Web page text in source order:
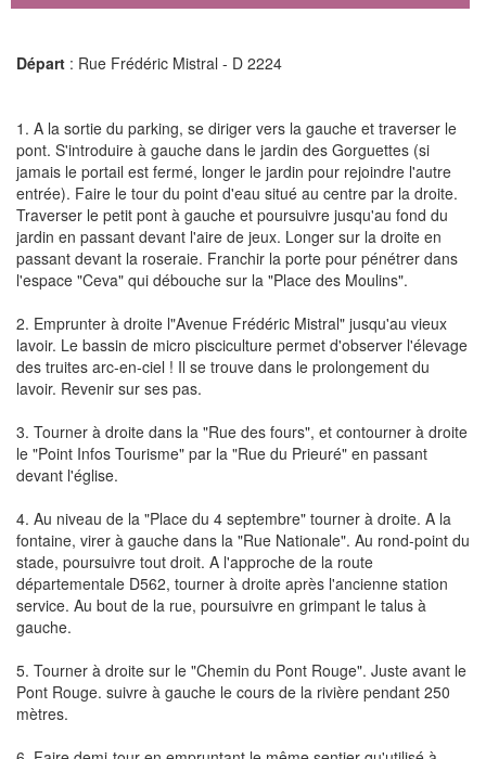
Départ : Rue Frédéric Mistral - D 2224
1. A la sortie du parking, se diriger vers la gauche et traverser le
pont. S'introduire à gauche dans le jardin des Gorguettes (si
jamais le portail est fermé, longer le jardin pour rejoindre l'autre
entrée). Faire le tour du point d'eau situé au centre par la droite.
Traverser le petit pont à gauche et poursuivre jusqu'au fond du
jardin en passant devant l'aire de jeux. Longer sur la droite en
passant devant la roseraie. Franchir la porte pour pénétrer dans
l'espace "Ceva" qui débouche sur la "Place des Moulins".
2. Emprunter à droite l"Avenue Frédéric Mistral" jusqu'au vieux
lavoir. Le bassin de micro pisciculture permet d'observer l'élevage
des truites arc-en-ciel ! Il se trouve dans le prolongement du
lavoir. Revenir sur ses pas.
3. Tourner à droite dans la "Rue des fours", et contourner à droite
le "Point Infos Tourisme" par la "Rue du Prieuré" en passant
devant l'église.
4. Au niveau de la "Place du 4 septembre" tourner à droite. A la
fontaine, virer à gauche dans la "Rue Nationale". Au rond-point du
stade, poursuivre tout droit. A l'approche de la route
départementale D562, tourner à droite après l'ancienne station
service. Au bout de la rue, poursuivre en grimpant le talus à
gauche.
5. Tourner à droite sur le "Chemin du Pont Rouge". Juste avant le
Pont Rouge. suivre à gauche le cours de la rivière pendant 250
mètres.